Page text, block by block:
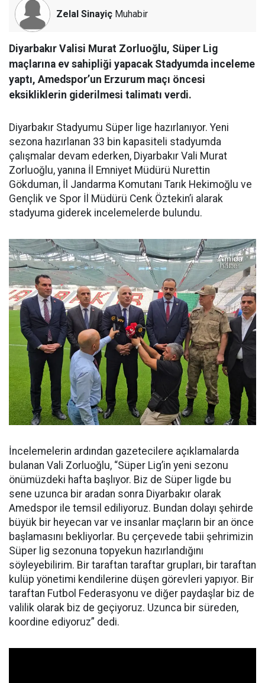
Zelal Sinayiç Muhabir
Diyarbakır Valisi Murat Zorluoğlu, Süper Lig
maçlarına ev sahipliği yapacak Stadyumda inceleme
yaptı, Amedspor’un Erzurum maçı öncesi
eksikliklerin giderilmesi talimatı verdi.
Diyarbakır Stadyumu Süper lige hazırlanıyor. Yeni
sezona hazırlanan 33 bin kapasiteli stadyumda
çalışmalar devam ederken, Diyarbakır Vali Murat
Zorluoğlu, yanına İl Emniyet Müdürü Nurettin
Gökduman, İl Jandarma Komutanı Tarık Hekimoğlu ve
Gençlik ve Spor İl Müdürü Cenk Öztekin’i alarak
stadyuma giderek incelemelerde bulundu.
İncelemelerin ardından gazetecilere açıklamalarda
bulanan Vali Zorluoğlu, “Süper Lig’in yeni sezonu
önümüzdeki hafta başlıyor. Biz de Süper ligde bu
sene uzunca bir aradan sonra Diyarbakır olarak
Amedspor ile temsil ediliyoruz. Bundan dolayı şehirde
büyük bir heyecan var ve insanlar maçların bir an önce
başlamasını bekliyorlar. Bu çerçevede tabii şehrimizin
Süper lig sezonuna topyekun hazırlandığını
söyleyebilirim. Bir taraftan taraftar grupları, bir taraftan
kulüp yönetimi kendilerine düşen görevleri yapıyor. Bir
taraftan Futbol Federasyonu ve diğer paydaşlar biz de
valilik olarak biz de geçiyoruz. Uzunca bir süreden,
koordine ediyoruz” dedi.